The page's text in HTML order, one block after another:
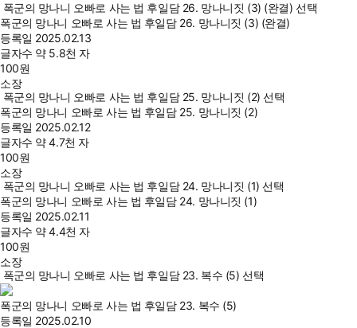
폭군의 망나니 오빠로 사는 법 후일담 26. 망나니짓 (3) (완결) 선택
폭군의 망나니 오빠로 사는 법 후일담 26. 망나니짓 (3) (완결)
등록일 2025.02.13
글자수 약 5.8천 자
100원
소장
폭군의 망나니 오빠로 사는 법 후일담 25. 망나니짓 (2) 선택
폭군의 망나니 오빠로 사는 법 후일담 25. 망나니짓 (2)
등록일 2025.02.12
글자수 약 4.7천 자
100원
소장
폭군의 망나니 오빠로 사는 법 후일담 24. 망나니짓 (1) 선택
폭군의 망나니 오빠로 사는 법 후일담 24. 망나니짓 (1)
등록일 2025.02.11
글자수 약 4.4천 자
100원
소장
폭군의 망나니 오빠로 사는 법 후일담 23. 복수 (5) 선택
폭군의 망나니 오빠로 사는 법 후일담 23. 복수 (5)
등록일 2025.02.10